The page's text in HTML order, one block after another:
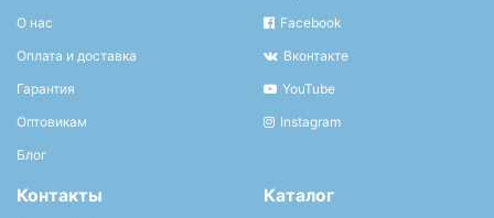
О нас
Оплата и доставка
Гарантия
Оптовикам
Блог
Facebook
Вконтакте
YouTube
Instagram
Контакты Каталог